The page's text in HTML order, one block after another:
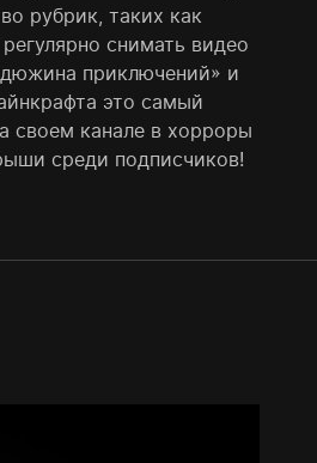
рубрик, таких как
снимать видео
приключений» и
это самый
своем канале в хорроры
среди подписчиков!